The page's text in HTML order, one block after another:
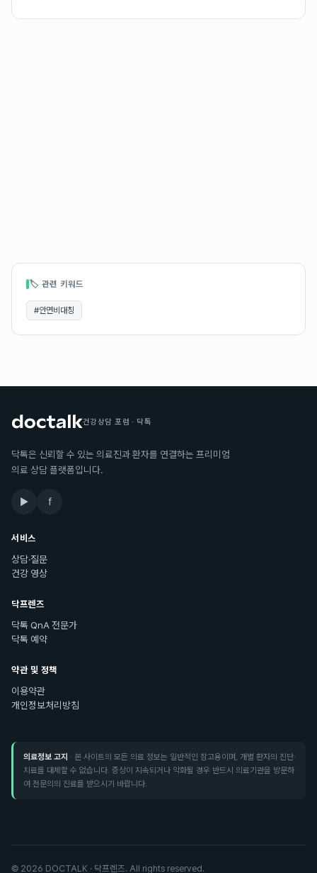
🏷 관련 키워드
#안면비대칭
건강상담 포럼 · 닥톡
닥톡은 신뢰할 수 있는 의료진과 환자를 연결하는 프리미엄
의료 상담 플랫폼입니다.
▶ f
서비스
상담·질문
건강 영상
닥프렌즈
닥톡 QnA 전문가
닥톡 예약
약관 및 정책
이용약관
개인정보처리방침
의료정보 고지 · 본 사이트의 모든 의료 정보는 일반적인 참고용이며, 개별 환자의 진단·
치료를 대체할 수 없습니다. 증상이 지속되거나 악화될 경우 반드시 의료기관을 방문하
여 전문의의 진료를 받으시기 바랍니다.
© 2026 DOCTALK · 닥프렌즈. All rights reserved.